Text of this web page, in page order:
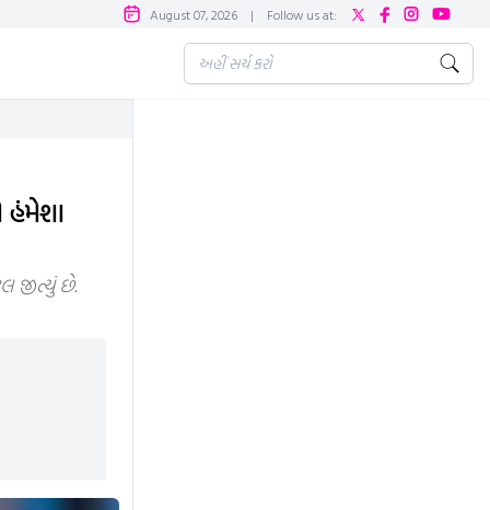
August 07, 2026 | Follow us at:
હંમેશા
જીત્યું છે.